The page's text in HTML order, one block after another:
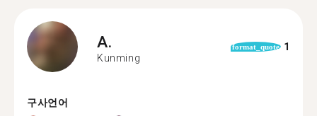
A.
Kunming
format_quote 1
구사언어